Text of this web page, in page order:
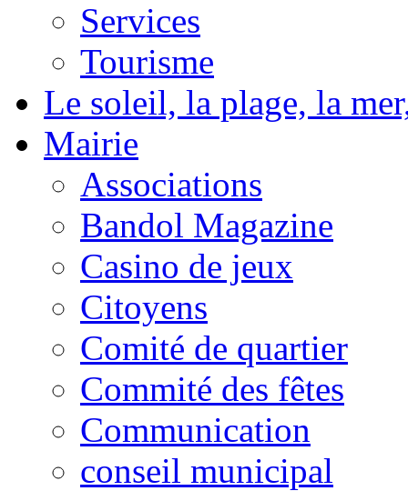
Services
Tourisme
Le soleil, la plage, la
Mairie
Associations
Bandol Magazine
Casino de jeux
Citoyens
Comité de quartier
Commité des fêtes
Communication
conseil municipal